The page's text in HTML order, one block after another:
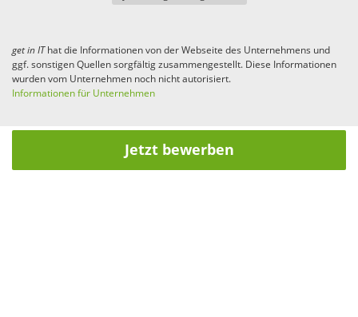
get in IThat die Informationen von der Webseite des Unternehmens und
ggf. sonstigen Quellen sorgfältig zusammengestellt. Diese Informationen
wurden vom Unternehmen noch nicht autorisiert.
Informationen für Unternehmen
Jetzt bewerben